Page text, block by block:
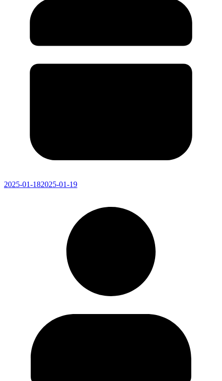
2025-01-182025-01-19